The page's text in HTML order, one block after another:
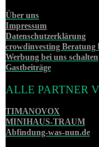
Über uns
Impressum
Datenschutzerklärung
crowdinvesting
Werbung bei uns schalten
Gastbeiträge
ALLE PARTNER
TIMANOVOX
MINIHAUS-TRAUM
Abfindung-was-nun.de